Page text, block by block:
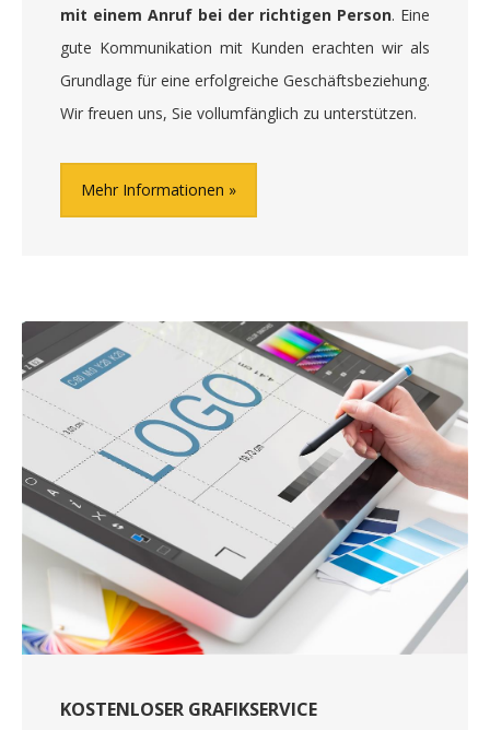
mit einem Anruf bei der richtigen Person. Eine
gute Kommunikation mit Kunden erachten wir als
Grundlage für eine erfolgreiche Geschäftsbeziehung.
Wir freuen uns, Sie vollumfänglich zu unterstützen.
Mehr Informationen
KOSTENLOSER GRAFIKSERVICE